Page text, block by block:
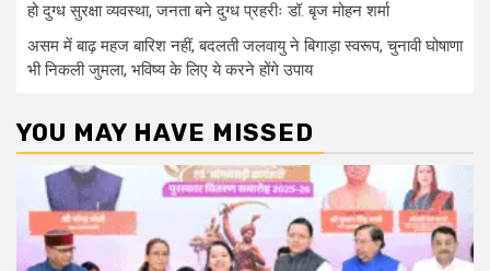
हो दुग्ध सुरक्षा व्यवस्था, जनता बने दुग्ध प्रहरीः डॉ. बृज मोहन शर्मा
असम में बाढ़ महज बारिश नहीं, बदलती जलवायु ने बिगाड़ा स्वरूप, चुनावी घोषाणा
भी निकली जुमला, भविष्य के लिए ये करने होंगे उपाय
YOU MAY HAVE MISSED